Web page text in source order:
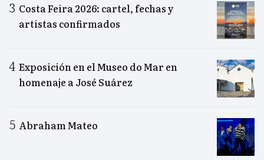
Costa Feira 2026: cartel, fechas y
artistas confirmados
Exposición en el Museo do Mar en
homenaje a José Suárez
Abraham Mateo